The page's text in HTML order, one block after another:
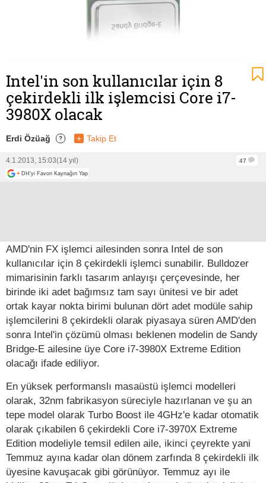
Intel'in son kullanıcılar için 8
çekirdekli ilk işlemcisi Core i7-
3980X olacak
Erdi Özüağ ? + Takip Et
4.1.2013, 15:03(14 yıl)
47
+ DH'yi Favori Kaynağın Yap
AMD'nin FX işlemci ailesinden sonra Intel de son
kullanıcılar için 8 çekirdekli işlemci sunabilir. Bulldozer
mimarisinin farklı tasarım anlayışı çerçevesinde, her
birinde iki adet bağımsız tam sayı ünitesi ve bir adet
ortak kayar nokta birimi bulunan dört adet modüle sahip
işlemcilerini 8 çekirdekli olarak piyasaya süren AMD'den
sonra Intel'in çözümü olması beklenen modelin de Sandy
Bridge-E ailesine üye Core i7-3980X Extreme Edition
olacağı ifade ediliyor.
En yüksek performanslı masaüstü işlemci modelleri
olarak, 32nm fabrikasyon süreciyle hazırlanan ve şu an
tepe model olarak Turbo Boost ile 4GHz'e kadar otomatik
olarak çıkabilen 6 çekirdekli Core i7-3970X Extreme
Edition modeliyle temsil edilen aile, ikinci çeyrekte yani
Temmuz ayına kadar olan dönem zarfında 8 çekirdekli ilk
üyesine kavuşacak gibi görünüyor. Temmuz ayı ile